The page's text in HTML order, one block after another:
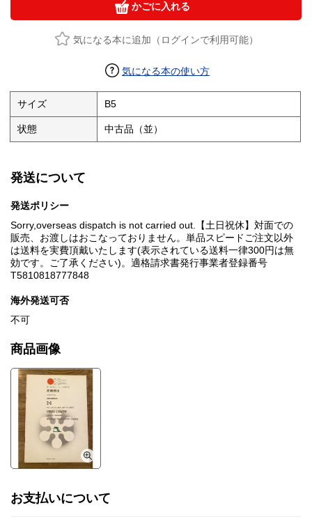
かごに入れる
気になる本に追加（ログインで利用可能）
気になる本の使い方
サイズ B5
状態 中古品（並）
発送について
発送ポリシー
Sorry,overseas dispatch is not carried out.【土日祝休】対面での
販売、お渡しはおこなっておりません。単品スピードご注文以外
は送料を実費頂戴いたします(表示されている送料一律300円は無
効です。ご了承ください)。適格請求書発行事業者登録番号
T5810818777848
海外発送可否
不可
商品画像
お支払いについて